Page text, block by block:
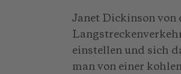
Janet Dickinson
einstellen und sich
man von einer